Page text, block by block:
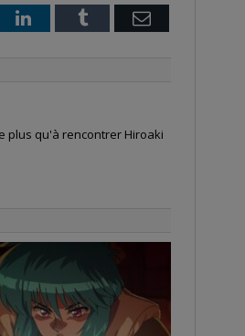
LinkedInTumblr Email
plus qu'à rencontrer Hiroaki